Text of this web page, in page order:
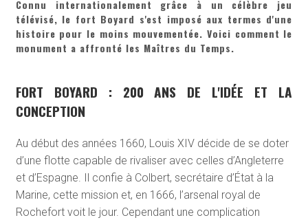
Connu internationalement grâce à un célèbre jeu
télévisé, le fort Boyard s'est imposé aux termes d'une
histoire pour le moins mouvementée. Voici comment le
monument a affronté les Maîtres du Temps.
FORT BOYARD : 200 ANS DE L'IDÉE ET LA
CONCEPTION
Au début des années 1660, Louis XIV décide de se doter
d’une flotte capable de rivaliser avec celles d’Angleterre
et d’Espagne. Il confie à Colbert, secrétaire d’État à la
Marine, cette mission et, en 1666, l’arsenal royal de
Rochefort voit le jour. Cependant une complication